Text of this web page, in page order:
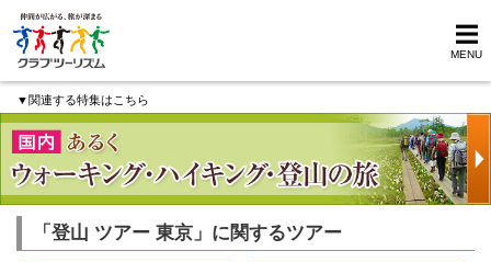
MENU
▼関連する特集はこちら
「登山 ツアー 東京」に関するツアー